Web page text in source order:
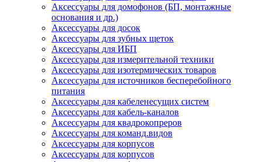
Аксессуары для домофонов (БП, монтажные
основания и др.)
Аксессуары для досок
Аксессуары для зубных щеток
Аксессуары для ИБП
Аксессуары для измерительной техники
Аксессуары для изотермических товаров
Аксессуары для источников бесперебойного
питания
Аксессуары для кабеленесущих систем
Аксессуары для кабель-каналов
Аксессуары для квадрокопреров
Аксессуары для команд.видов
Аксессуары для корпусов
Аксессуары для корпусов